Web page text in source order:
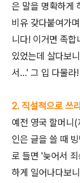
은 말을 명확하게
비유 갖다붙여가
니다! 이거면 족
있었는데 살다보
서...' 그 입 다물라!
2. 직설적으로 쓰
예전 영국 할머니
인은 글을 쓸 때
로 들면 '늦어서
하게 일어나다보